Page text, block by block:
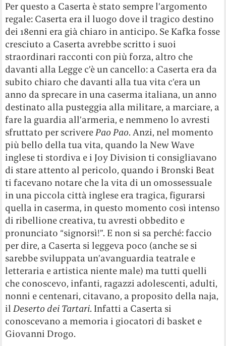
Per questo a Caserta è stato sempre l’argomento
regale: Caserta era il luogo dove il tragico destino
dei 18enni era già chiaro in anticipo. Se Kafka fosse
cresciuto a Caserta avrebbe scritto i suoi
straordinari racconti con più forza, altro che
davanti alla Legge c’è un cancello: a Caserta era da
subito chiaro che davanti alla tua vita c’era un
anno da sprecare in una caserma italiana, un anno
destinato alla pusteggia alla militare, a marciare, a
fare la guardia all’armeria, e nemmeno lo avresti
sfruttato per scriverePao Pao. Anzi, nel momento
più bello della tua vita, quando la New Wave
inglese ti stordiva e i Joy Division ti consigliavano
di stare attento al pericolo, quando i Bronski Beat
ti facevano notare che la vita di un omossessuale
in una piccola città inglese era tragica, figurarsi
quella in caserma, in questo momento così intenso
di ribellione creativa, tu avresti obbedito e
pronunciato “signorsì!”. E non si sa perché: faccio
per dire, a Caserta si leggeva poco (anche se si
sarebbe sviluppata un’avanguardia teatrale e
letteraria e artistica niente male) ma tutti quelli
che conoscevo, infanti, ragazzi adolescenti, adulti,
nonni e centenari, citavano, a proposito della naja,
ilDeserto dei Tartari. Infatti a Caserta si
conoscevano a memoria i giocatori di basket e
Giovanni Drogo.